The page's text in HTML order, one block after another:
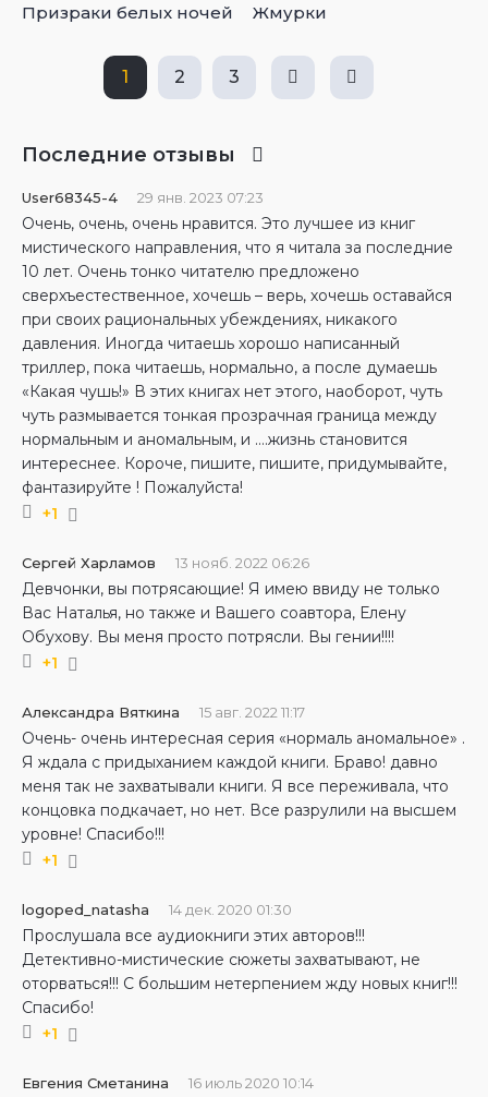
Призраки белых ночей Жмурки
1 2 3
Последние отзывы
User68345-4 29 янв. 2023 07:23
Очень, очень, очень нравится. Это лучшее из книг
мистического направления, что я читала за последние
10 лет. Очень тонко читателю предложено
сверхъестественное, хочешь – верь, хочешь оставайся
при своих рациональных убеждениях, никакого
давления. Иногда читаешь хорошо написанный
триллер, пока читаешь, нормально, а после думаешь
«Какая чушь!» В этих книгах нет этого, наоборот, чуть
чуть размывается тонкая прозрачная граница между
нормальным и аномальным, и ....жизнь становится
интереснее. Короче, пишите, пишите, придумывайте,
фантазируйте ! Пожалуйста!
+1
Сергей Харламов 13 нояб. 2022 06:26
Девчонки, вы потрясающие! Я имею ввиду не только
Вас Наталья, но также и Вашего соавтора, Елену
Обухову. Вы меня просто потрясли. Вы гении!!!!
+1
Александра Вяткина 15 авг. 2022 11:17
Очень- очень интересная серия «нормаль аномальное» .
Я ждала с придыханием каждой книги. Браво! давно
меня так не захватывали книги. Я все переживала, что
концовка подкачает, но нет. Все разрулили на высшем
уровне! Спасибо!!!
+1
logoped_natasha 14 дек. 2020 01:30
Прослушала все аудиокниги этих авторов!!!
Детективно-мистические сюжеты захватывают, не
оторваться!!! С большим нетерпением жду новых книг!!!
Спасибо!
+1
Евгения Сметанина 16 июль 2020 10:14